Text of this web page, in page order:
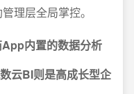
理层全局掌控。
内置的数据分析
云BI则是高成长型企